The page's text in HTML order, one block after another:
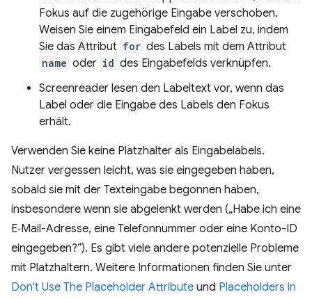
Fokus auf die zugehörige Eingabe verschoben.
Weisen Sie einem Eingabefeld ein Label zu, indem
Sie das Attribut for des Labels mit dem Attribut
name oder id des Eingabefelds verknüpfen.
Screenreader lesen den Labeltext vor, wenn das
Label oder die Eingabe des Labels den Fokus
erhält.
Verwenden Sie keine Platzhalter als Eingabelabels.
Nutzer vergessen leicht, was sie eingegeben haben,
sobald sie mit der Texteingabe begonnen haben,
insbesondere wenn sie abgelenkt werden („Habe ich eine
E‑Mail-Adresse, eine Telefonnummer oder eine Konto-ID
eingegeben?“). Es gibt viele andere potenzielle Probleme
mit Platzhaltern. Weitere Informationen finden Sie unter
Don't Use The Placeholder Attribute und Placeholders in